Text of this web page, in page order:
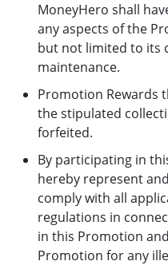
MoneyHero shall
any aspects of the
but not limited to its
maintenance.
Promotion Rewards
the stipulated
forfeited.
By participating in
hereby represent
comply with all
regulations in
in this Promotion
Promotion for any